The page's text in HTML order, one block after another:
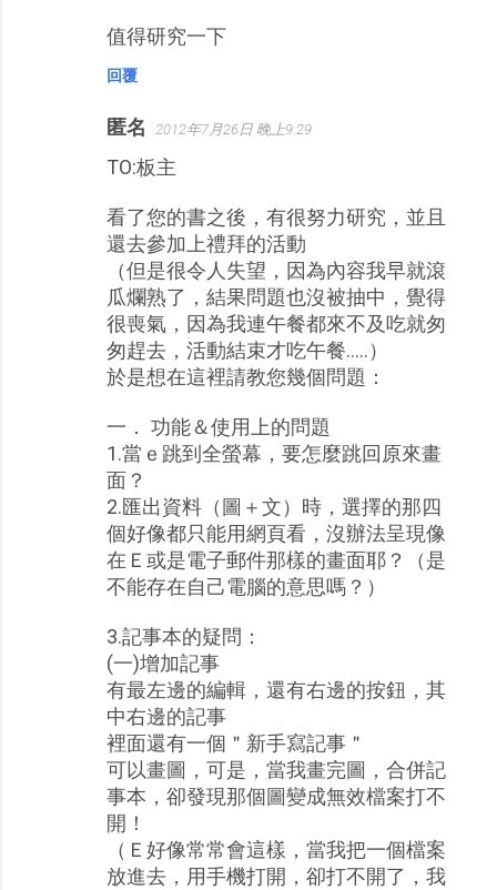
值得研究一下
回覆
匿名 2012年7月26日 晚上9:29
TO:板主
看了您的書之後，有很努力研究，並且
還去參加上禮拜的活動
（但是很令人失望，因為內容我早就滾
瓜爛熟了，結果問題也沒被抽中，覺得
很喪氣，因為我連午餐都來不及吃就匆
匆趕去，活動結束才吃午餐..…）
於是想在這裡請教您幾個問題：
一． 功能＆使用上的問題
1.當ｅ跳到全螢幕，要怎麼跳回原來畫
面？
2.匯出資料（圖＋文）時，選擇的那四
個好像都只能用網頁看，沒辦法呈現像
在Ｅ或是電子郵件那樣的畫面耶？（是
不能存在自己電腦的意思嗎？）
3.記事本的疑問：
(一)增加記事
有最左邊的編輯，還有右邊的按鈕，其
中右邊的記事
裡面還有一個＂新手寫記事＂
可以畫圖，可是，當我畫完圖，合併記
事本，卻發現那個圖變成無效檔案打不
開！
（Ｅ好像常常會這樣，當我把一個檔案
放進去，用手機打開，卻打不開了，我